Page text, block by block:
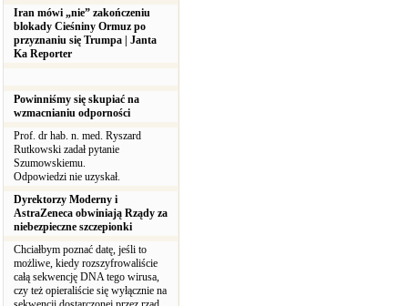
Iran mówi „nie” zakończeniu
blokady Cieśniny Ormuz po
przyznaniu się Trumpa | Janta
Ka Reporter
Powinniśmy się skupiać na
wzmacnianiu odporności
Prof. dr hab. n. med. Ryszard
Rutkowski zadał pytanie
Szumowskiemu.
Odpowiedzi nie uzyskał.
Dyrektorzy Moderny i
AstraZeneca obwiniają Rządy za
niebezpieczne szczepionki
Chciałbym poznać datę, jeśli to
możliwe, kiedy rozszyfrowaliście
całą sekwencję DNA tego wirusa,
czy też opieraliście się wyłącznie na